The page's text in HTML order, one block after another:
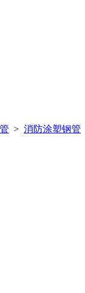
> 消防涂塑钢管